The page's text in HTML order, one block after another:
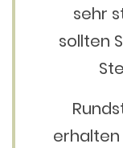
sehr
sollten
erhalten